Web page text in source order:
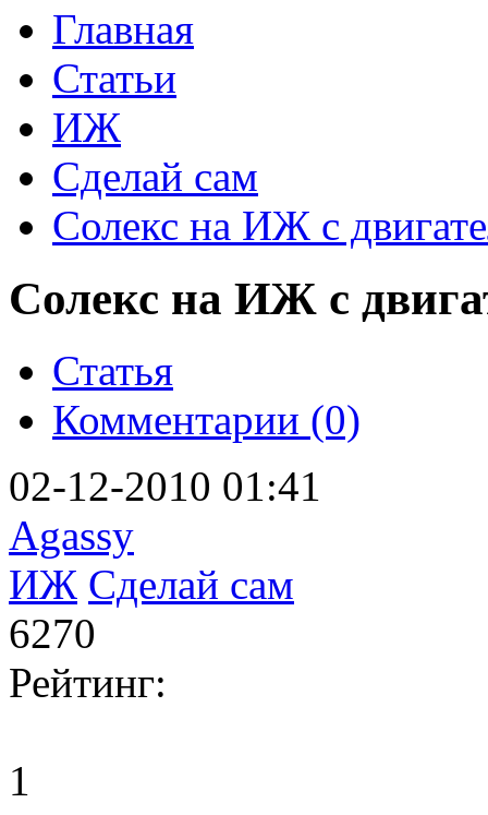
Главная
Статьи
ИЖ
Сделай сам
Солекс на ИЖ с
Солекс на ИЖ с
Статья
Комментарии (0)
02-12-2010 01:41
Agassy
ИЖ Сделай сам
6270
Рейтинг:
1